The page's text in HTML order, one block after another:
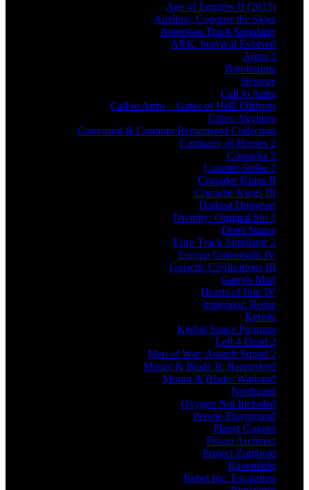
Age of Empires II (2013)
Airships: Conquer the Skies
American Truck Simulator
ARK: Survival Evolved
Arma 3
Barotrauma
Besiege
Call to Arms
Call to Arms – Gates of Hell: Ostfront
Cities: Skylines
Command & Conquer Remastered Collection
Company of Heroes 2
Cossacks 3
Counter-Strike 2
Crusader Kings II
Crusader Kings III
Darkest Dungeon
Divinity: Original Sin 2
Don't Starve
Euro Truck Simulator 2
Europa Universalis IV
Galactic Civilizations III
Garry's Mod
Hearts of Iron IV
Imperator: Rome
Kenshi
Kerbal Space Program
Left 4 Dead 2
Men of War: Assault Squad 2
Mount & Blade II: Bannerlord
Mount & Blade: Warband
Northgard
Oxygen Not Included
People Playground
Planet Coaster
Prison Architect
Project Zomboid
Ravenfield
Rebel Inc: Escalation